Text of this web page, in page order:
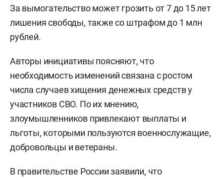
За вымогательство может грозить от 7 до 15 лет
лишения свободы, также со штрафом до 1 млн
рублей.
Авторы инициативы поясняют, что
необходимость изменений связана с ростом
числа случаев хищения денежных средств у
участников СВО. По их мнению,
злоумышленников привлекают выплаты и
льготы, которыми пользуются военнослужащие,
добровольцы и ветераны.
В правительстве России заявили, что